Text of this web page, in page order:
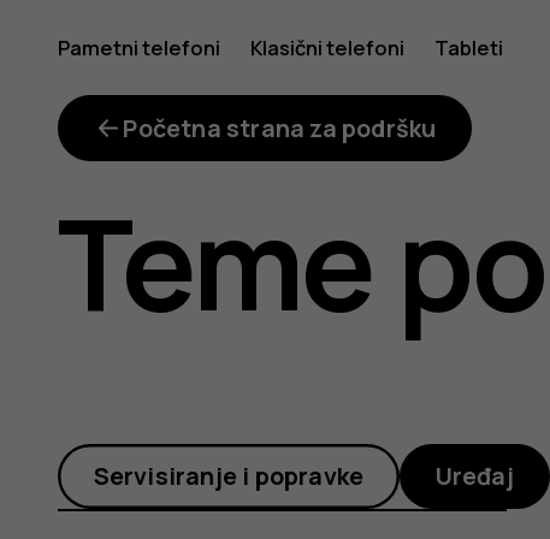
Kako
da
koristim
NCF
Pametni telefoni Klasični telefoni Tableti
Početna strana za podršku
Teme
Servisiranje i popravke Uređaj